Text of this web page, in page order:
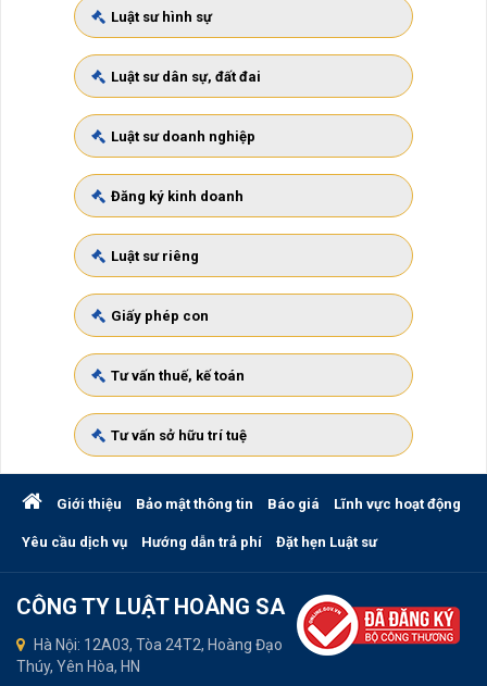
Luật sư hình sự
Luật sư dân sự, đất đai
Luật sư doanh nghiệp
Đăng ký kinh doanh
Luật sư riêng
Giấy phép con
Tư vấn thuế, kế toán
Tư vấn sở hữu trí tuệ
Giới thiệu Bảo mật thông tin Báo giá Lĩnh vực hoạt động
Yêu cầu dịch vụ Hướng dẫn trả phí Đặt hẹn Luật sư
CÔNG TY LUẬT HOÀNG SA
Hà Nội: 12A03, Tòa 24T2, Hoàng Đạo
Thúy, Yên Hòa, HN